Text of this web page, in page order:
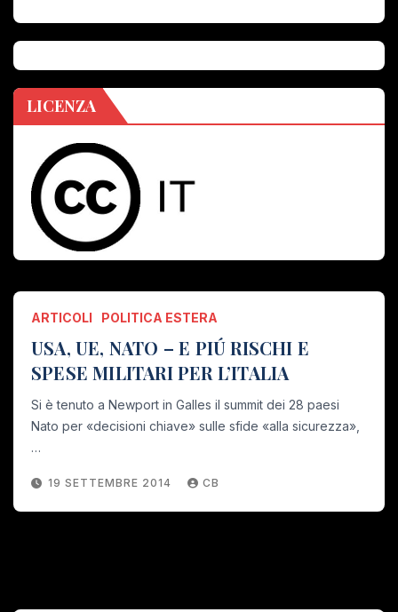
LICENZA
ARTICOLI POLITICA ESTERA
USA, UE, NATO – E PIÚ RISCHI E
SPESE MILITARI PER L’ITALIA
Si è tenuto a Newport in Galles il summit dei 28 paesi
Nato per «decisioni chiave» sulle sfide «alla sicurezza»,
…
19 SETTEMBRE 2014 CB